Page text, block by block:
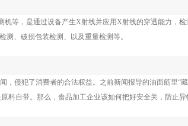
等，是通过设备产生X射线并应用X射线的穿透能力，
、破损包装检测、以及重量检测等。
，侵犯了消费者的合法权益。之前新闻报导的油面筋里“
料自带。那么，食品加工企业该如何把好安全关，防止